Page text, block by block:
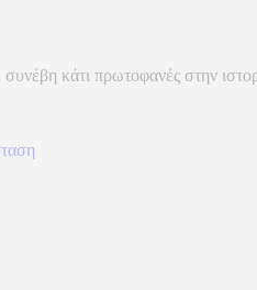
κάτι πρωτοφανές στην